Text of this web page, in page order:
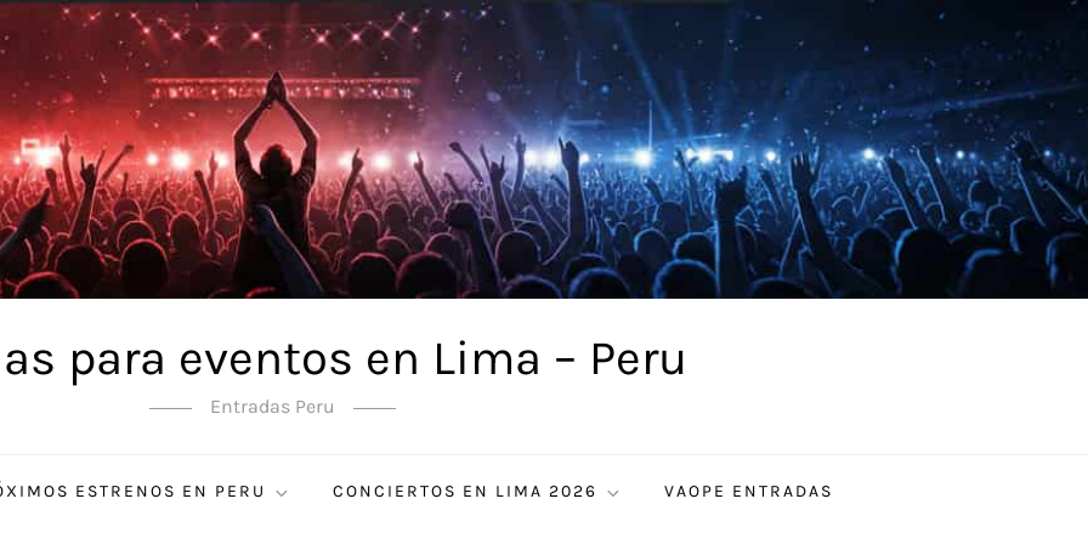
para eventos en Lima – Peru
Entradas Peru
ESTRENOS EN PERU CONCIERTOS EN LIMA 2026 VAOPE ENTRADAS